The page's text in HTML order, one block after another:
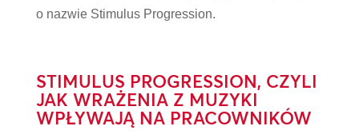
o nazwie Stimulus Progression.
STIMULUS PROGRESSION, CZYLI
JAK WRAŻENIA Z MUZYKI
WPŁYWAJĄ NA PRACOWNIKÓW